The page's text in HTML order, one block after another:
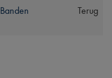
Terug
Banden